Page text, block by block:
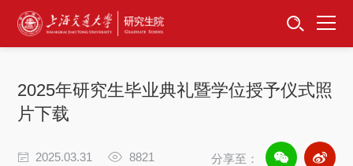
首页
招生工作
2025年研究生毕业典礼暨学位授予仪式照
片下载
2025.03.31 8821 分享至：